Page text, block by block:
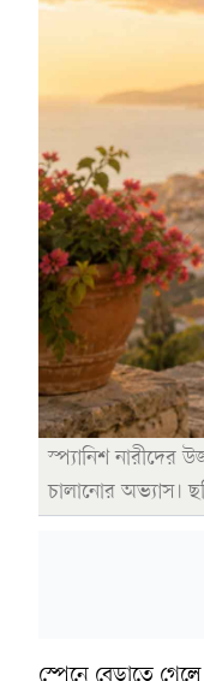
স্প্যানিশ নারীদের
চালানোর অভ্যাস।